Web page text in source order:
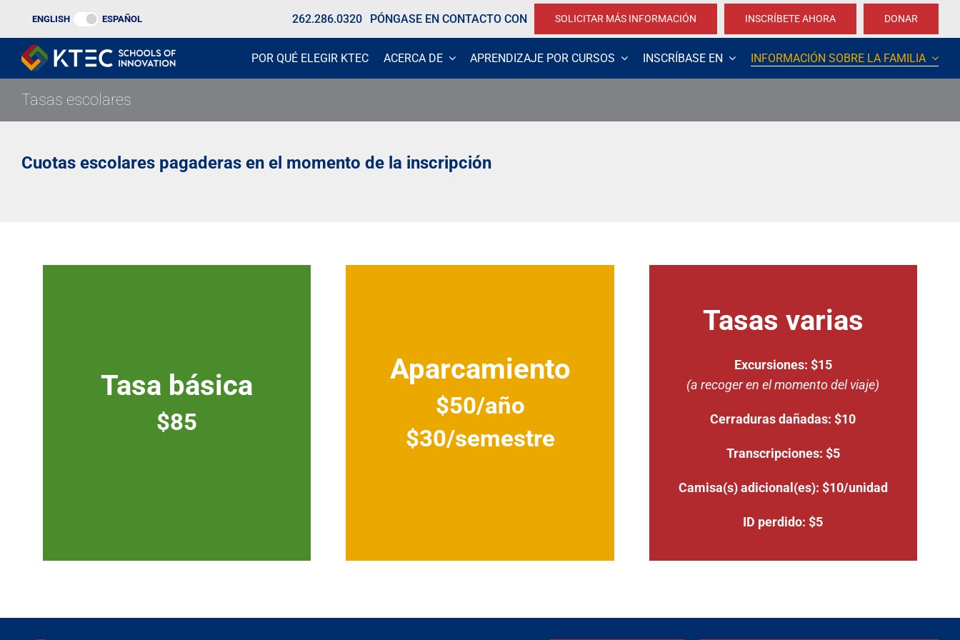
contenido
ENGLISH ESPAÑOL 262.286.0320 PÓNGASE EN CONTACTO CON SOLICITAR MÁS INFORMACIÓN INSCRÍBETE AHORA DONAR
POR QUÉ ELEGIR KTEC ACERCA DE APRENDIZAJE POR CURSOS INSCRÍBASE EN INFORMACIÓN SOBRE LA FAMILIA
Tasas escolares
Cuotas escolares pagaderas en el momento de la inscripción
Tasa básica
$85
Aparcamiento
$50/año
$30/semestre
Tasas varias
Excursiones: $15
(a recoger en el momento del viaje)
Cerraduras dañadas: $10
Transcripciones: $5
Camisa(s) adicional(es): $10/unidad
ID perdido: $5